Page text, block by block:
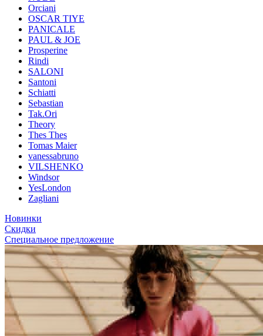
Orciani
OSCAR TIYE
PANICALE
PAUL & JOE
Prosperine
Rindi
SALONI
Santoni
Schiatti
Sebastian
Tak.Ori
Theory
Thes Thes
Tomas Maier
vanessabruno
VILSHENKO
Windsor
YesLondon
Zagliani
Новинки
Скидки
Специальное предложение